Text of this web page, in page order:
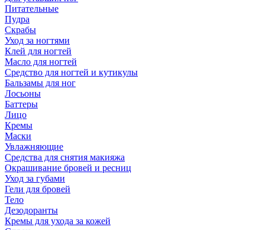
Питательные
Пудра
Скрабы
Уход за ногтями
Клей для ногтей
Масло для ногтей
Средство для ногтей и кутикулы
Бальзамы для ног
Лосьоны
Баттеры
Лицо
Кремы
Маски
Увлажняющие
Средства для снятия макияжа
Окрашивание бровей и ресниц
Уход за губами
Гели для бровей
Тело
Дезодоранты
Кремы для ухода за кожей